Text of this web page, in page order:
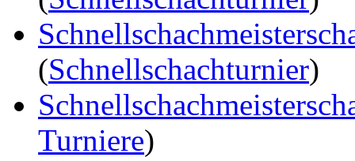
(Schnellschachturnier)
Turniere)